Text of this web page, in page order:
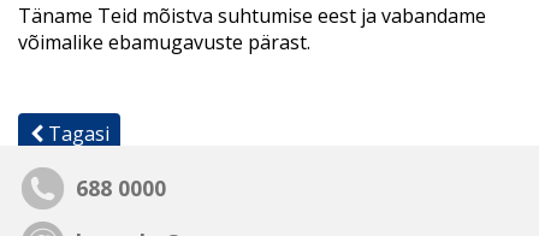
Täname Teid mõistva suhtumise eest ja vabandame
võimalike ebamugavuste pärast.
Tagasi
688 0000